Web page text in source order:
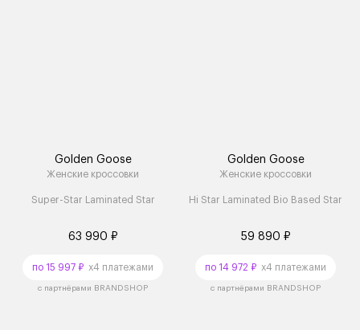
Golden Goose
Женские кроссовки
Super-Star Laminated Star
63 990 ₽
по 15 997 ₽ x4 платежами
с партнёрами BRANDSHOP
Golden Goose
Женские кроссовки
Hi Star Laminated Bio Based Star
59 890 ₽
по 14 972 ₽ x4 платежами
с партнёрами BRANDSHOP